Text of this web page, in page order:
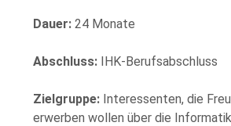
Dauer: 24 Monate
Abschluss: IHK-Berufsabschluss
Zielgruppe: Interessenten, die
erwerben wollen über die
und es gelten dieDatenschutzbestimmungen